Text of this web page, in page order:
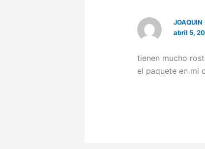
JOAQUIN
abril 5,
tienen mucho
el paquete en mi